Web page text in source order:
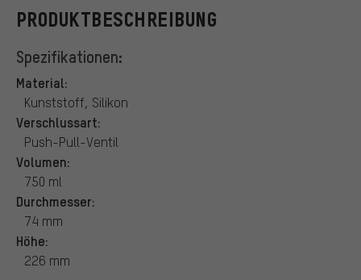
PRODUKTBESCHREIBUNG
Spezifikationen:
Material:
Kunststoff, Silikon
Verschlussart:
Push-Pull-Ventil
Volumen:
750 ml
Durchmesser:
74 mm
Höhe:
226 mm